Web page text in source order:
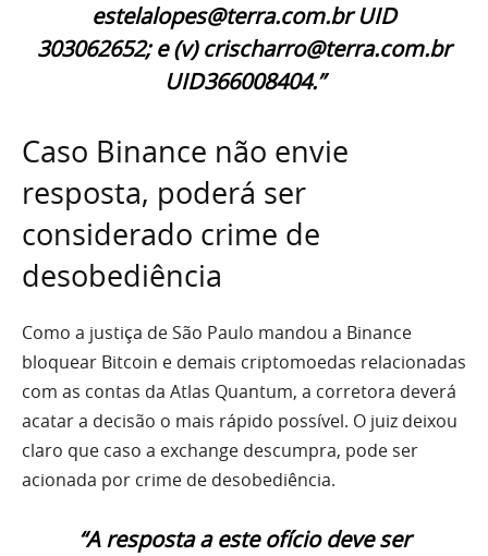
estelalopes@terra.com.br UID
303062652; e (v) crischarro@terra.com.br
UID366008404.”
Caso Binance não envie
resposta, poderá ser
considerado crime de
desobediência
Como a justiça de São Paulo mandou a Binance
bloquear Bitcoin e demais criptomoedas relacionadas
com as contas da Atlas Quantum, a corretora deverá
acatar a decisão o mais rápido possível. O juiz deixou
claro que caso a exchange descumpra, pode ser
acionada por crime de desobediência.
“A resposta a este ofício deve ser